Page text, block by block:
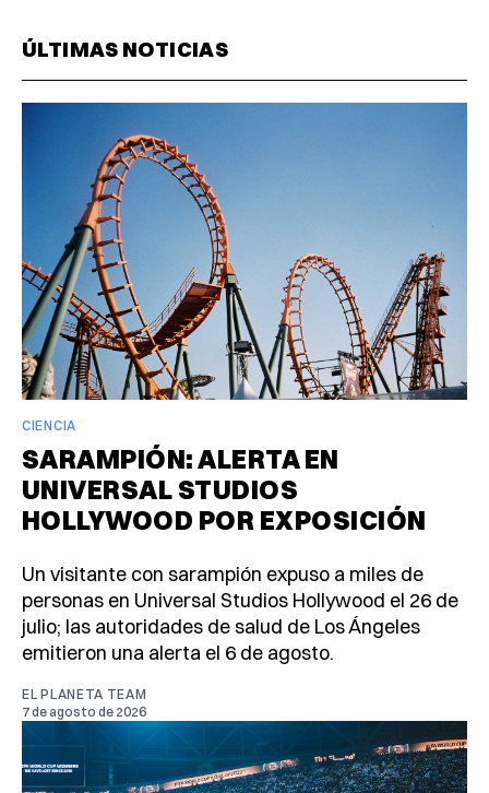
ÚLTIMAS NOTICIAS
CIENCIA
SARAMPIÓN: ALERTA EN
UNIVERSAL STUDIOS
HOLLYWOOD POR EXPOSICIÓN
Un visitante con sarampión expuso a miles de
personas en Universal Studios Hollywood el 26 de
julio; las autoridades de salud de Los Ángeles
emitieron una alerta el 6 de agosto.
EL PLANETA TEAM
7 de agosto de 2026